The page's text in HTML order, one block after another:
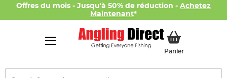
Offres du mois - Jusqu'à 50% de réduction - Achetez
Maintenant*
PanierMon panier